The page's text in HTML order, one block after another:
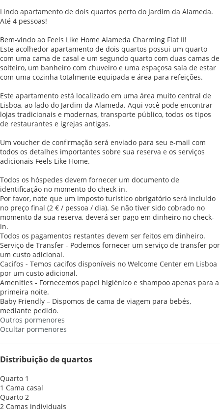
Lindo apartamento de dois quartos perto do Jardim da Alameda.
Até 4 pessoas!
Bem-vindo ao Feels Like Home Alameda Charming Flat II!
Este acolhedor apartamento de dois quartos possui um quarto
com uma cama de casal e um segundo quarto com duas camas de
solteiro, um banheiro com chuveiro e uma espaçosa sala de estar
com uma cozinha totalmente equipada e área para refeições.
Este apartamento está localizado em uma área muito central de
Lisboa, ao lado do Jardim da Alameda. Aqui você pode encontrar
lojas tradicionais e modernas, transporte público, todos os tipos
de restaurantes e igrejas antigas.
Um voucher de confirmação será enviado para seu e-mail com
todos os detalhes importantes sobre sua reserva e os serviços
adicionais Feels Like Home.
Todos os hóspedes devem fornecer um documento de
identificação no momento do check-in.
Por favor, note que um imposto turístico obrigatório será incluído
no preço final (2 € / pessoa / dia). Se não tiver sido cobrado no
momento da sua reserva, deverá ser pago em dinheiro no check-
in.
Todos os pagamentos restantes devem ser feitos em dinheiro.
Serviço de Transfer - Podemos fornecer um serviço de transfer por
um custo adicional.
Cacifos - Temos cacifos disponíveis no Welcome Center em Lisboa
por um custo adicional.
Amenities - Fornecemos papel higiénico e shampoo apenas para a
primeira noite.
Baby Friendly – Dispomos de cama de viagem para bebés,
mediante pedido.
Outros pormenores
Ocultar pormenores
Distribuição de quartos
Quarto 1
1 Cama casal
Quarto 2
2 Camas individuais